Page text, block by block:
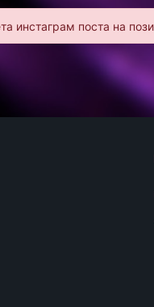
инстаграм поста на